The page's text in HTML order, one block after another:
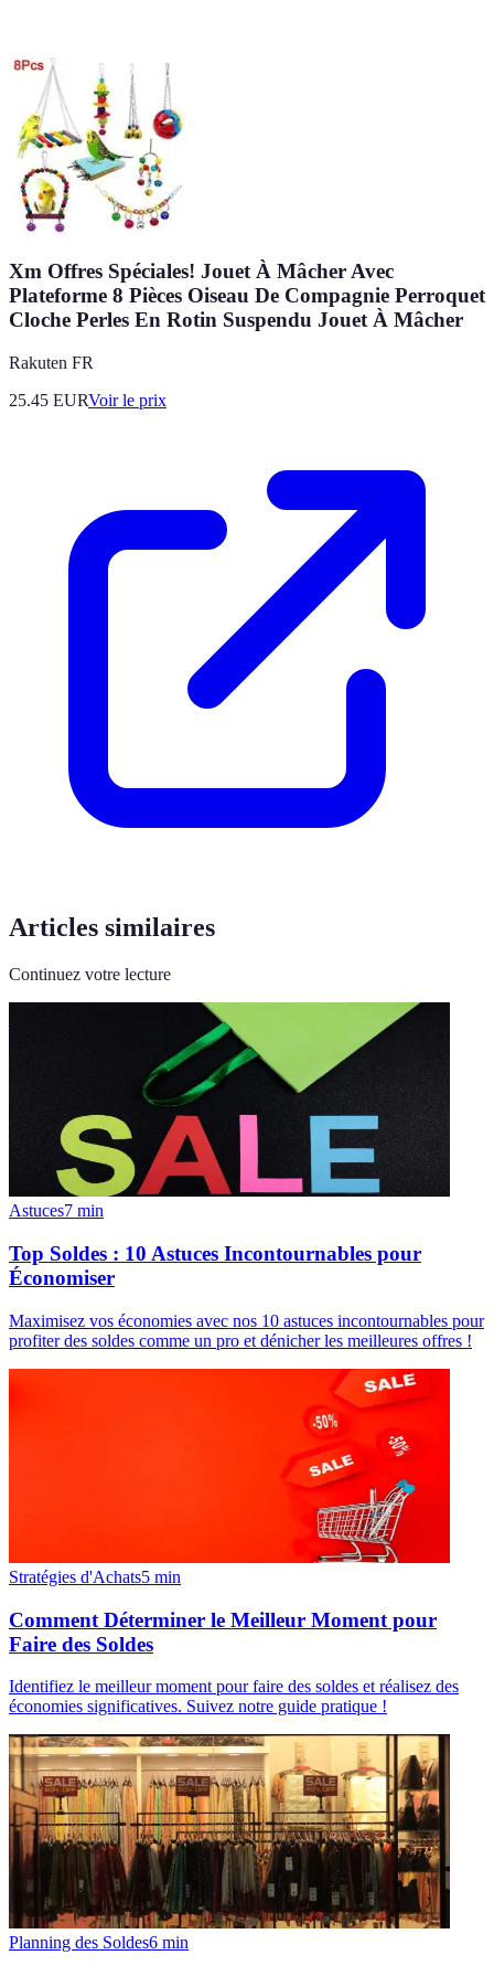
Xm Offres Spéciales! Jouet À Mâcher Avec
Plateforme 8 Pièces Oiseau De Compagnie Perroquet
Cloche Perles En Rotin Suspendu Jouet À Mâcher
Rakuten FR
25.45 EURVoir le prix
Articles similaires
Continuez votre lecture
Astuces7 min
Top Soldes : 10 Astuces Incontournables pour
Économiser
Maximisez vos économies avec nos 10 astuces incontournables pour
profiter des soldes comme un pro et dénicher les meilleures offres !
Stratégies d'Achats5 min
Comment Déterminer le Meilleur Moment pour
Faire des Soldes
Identifiez le meilleur moment pour faire des soldes et réalisez des
économies significatives. Suivez notre guide pratique !
Planning des Soldes6 min